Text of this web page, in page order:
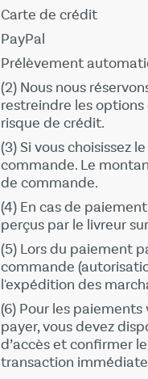
Carte de crédit
PayPal
Prélèvement
(2) Nous nous
restreindre les
risque de crédit.
(3) Si vous choisissez
commande. Le
de commande.
(4) En cas de
perçus par le livreur
(5) Lors du paiement
commande
l'expédition des
(6) Pour les
payer, vous devez
d’accès et confirmer
transaction